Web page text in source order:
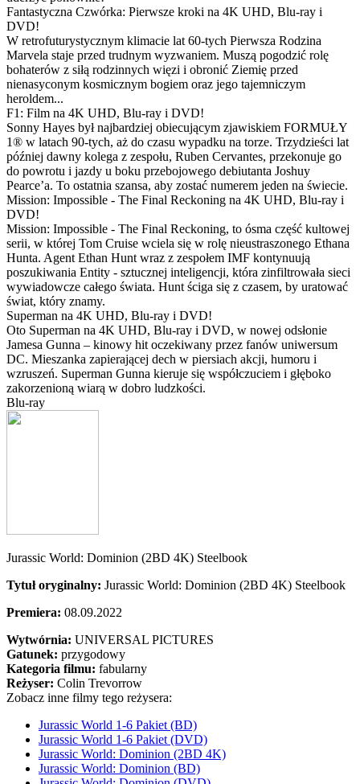
Fantastyczna Czwórka: Pierwsze kroki na 4K UHD, Blu-ray i
DVD!
W retrofuturystycznym klimacie lat 60-tych Pierwsza Rodzina
Marvela staje przed trudnym wyzwaniem. Muszą pogodzić rolę
bohaterów z siłą rodzinnych więzi i obronić Ziemię przed
nienasyconym kosmicznym bogiem oraz jego tajemniczym
heroldem...
F1: Film na 4K UHD, Blu-ray i DVD!
Sonny Hayes był najbardziej obiecującym zjawiskiem FORMUŁY
1® w latach 90-tych, aż do czasu wypadku na torze. Trzydzieści lat
później dawny kolega z zespołu, Ruben Cervantes, przekonuje go
do powrotu i jazdy u boku przebojowego debiutanta Joshuy
Pearce’a. To ostatnia szansa, aby zostać numerem jeden na świecie.
Mission: Impossible - The Final Reckoning na 4K UHD, Blu-ray i
DVD!
Mission: Impossible - The Final Reckoning, to ósma część kultowej
serii, w której Tom Cruise wciela się w rolę nieustraszonego Ethana
Hunta. Agent Ethan Hunt wraz z zespołem IMF kontynuują
poszukiwania Entity - sztucznej inteligencji, która zinfiltrowała sieci
wywiadowcze całego świata. Hunt ściga się z czasem, by uratować
świat, który znamy.
Superman na 4K UHD, Blu-ray i DVD!
Oto Superman na 4K UHD, Blu-ray i DVD, w nowej odsłonie
Jamesa Gunna – kinowy hit oczekiwany przez fanów uniwersum
DC. Mieszanka zapierającej dech w piersiach akcji, humoru i
wzruszeń. Superman Gunna kieruje się współczuciem i głęboko
zakorzenioną wiarą w dobro ludzkości.
Blu-ray
Jurassic World: Dominion (2BD 4K) Steelbook
Tytuł oryginalny: Jurassic World: Dominion (2BD 4K) Steelbook
Premiera: 08.09.2022
Wytwórnia: UNIVERSAL PICTURES
Gatunek: przygodowy
Kategoria filmu: fabularny
Reżyser: Colin Trevorrow
Zobacz inne filmy tego reżysera:
Jurassic World 1-6 Pakiet (BD)
Jurassic World 1-6 Pakiet (DVD)
Jurassic World: Dominion (2BD 4K)
Jurassic World: Dominion (BD)